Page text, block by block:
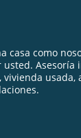
casa como
usted. Asesoría
usada,